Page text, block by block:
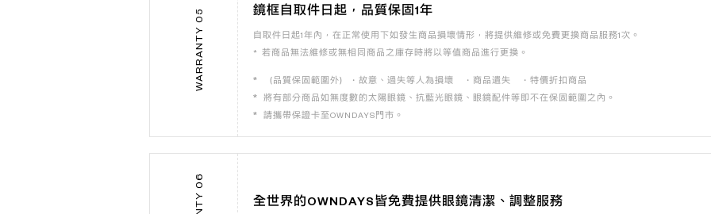
WARRANTY 05 鏡框自取件日起，品質保固1年
自取件日起1年內，在正常使用下如發生商品損壞情形，將提供維修或免費更換商品服務1次。
若商品無法維修或無相同商品之庫存時將以等值商品進行更換。
（品質保固範圍外）・故意、過失等人為損壞 ・商品遺失 ・特價折扣商品
將有部分商品如無度數的太陽眼鏡、抗藍光眼鏡、眼鏡配件等即不在保固範圍之內。
請攜帶保證卡至OWNDAYS門市。
全世界的OWNDAYS皆免費提供眼鏡清潔、調整服務